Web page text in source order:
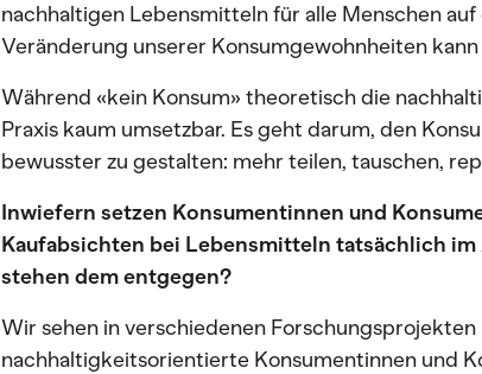
nachhaltigen Lebensmitteln für alle Menschen
Veränderung unserer Konsumgewohnheiten
Während «kein Konsum» theoretisch die
Praxis kaum umsetzbar. Es geht darum, den
bewusster zu gestalten: mehr teilen, tauschen,
Inwiefern setzen Konsumentinnen und
Kaufabsichten bei Lebensmitteln tatsächlich im
stehen dem entgegen?
Wir sehen in verschiedenen
nachhaltigkeitsorientierte Konsumentinnen und